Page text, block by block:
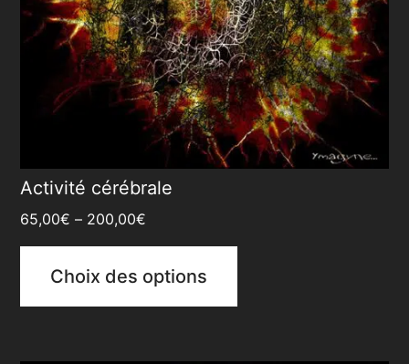
Activité cérébrale
65,00€ – 200,00€
Choix des options